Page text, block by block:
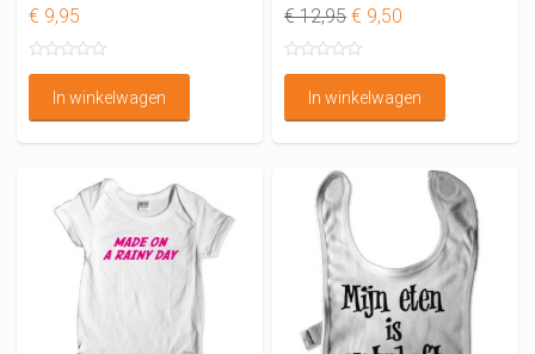
€ 9,95
In winkelwagen
€ 12,95 € 9,50
In winkelwagen